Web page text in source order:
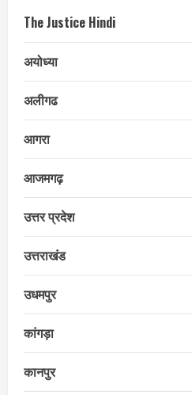
The Justice Hindi
अयोध्या
अलीगढ
आगरा
आजमगढ़
उत्तर प्रदेश
उत्तराखंड
उधमपुर
कांगड़ा
कानपुर